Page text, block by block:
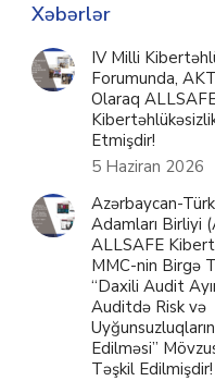
Xəbərlər
IV Milli
Forumunda,
Olaraq
Etmişdir!
5 Haziran 2026
Azərbaycan-
Adamları Birliyi
ALLSAFE
MMC-nin Birgə
“Daxili Audit
Auditdə Risk və
Edilməsi”
Təşkil Edilmişdir!